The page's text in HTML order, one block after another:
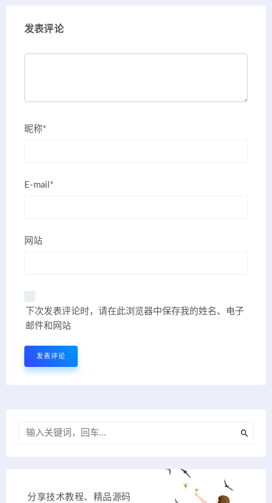
发表评论
昵称*
E-mail*
网站
下次发表评论时，请在此浏览器中保存我的姓名、电子
邮件和网站
分享技术教程、精品源码